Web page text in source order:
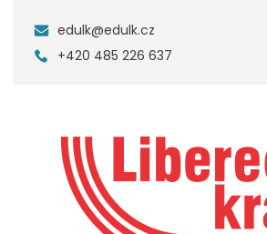
edulk@edulk.cz
+420 485 226 637